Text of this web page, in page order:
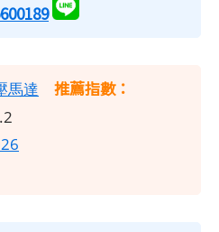
馬達
推薦指數：